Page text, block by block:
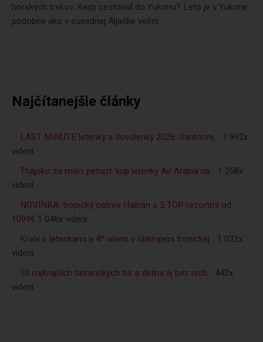
horských trekov. Kedy cestovať do Yukonu? Leto je v Yukone
podobne ako v susednej Aljaške veľmi...
Najčítanejšie články
LAST MINUTE letenky a dovolenky 2026: Santorini,… 1 992x
videní
Thajsko za málo peňazí: kúp letenky Air Arabia na… 1 258x
videní
NOVINKA: tropický ostrov Hainan s 5 TOP rezortmi od
1099€ 1 046x videní
Krabi s letenkami a 4* vilami v obklopení tropickej… 1 032x
videní
10 najkrajších tatranských túr s deťmi aj bez nich… 442x
videní